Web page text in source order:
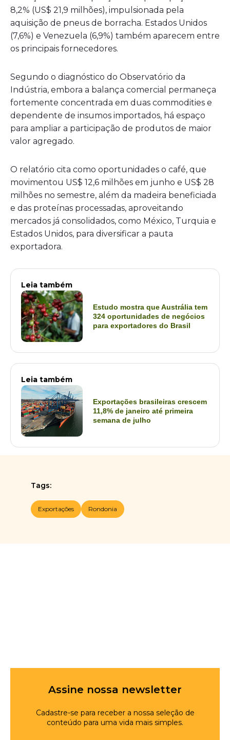
8,2% (US$ 21,9 milhões), impulsionada pela
aquisição de pneus de borracha. Estados Unidos
(7,6%) e Venezuela (6,9%) também aparecem entre
os principais fornecedores.
Segundo o diagnóstico do Observatório da
Indústria, embora a balança comercial permaneça
fortemente concentrada em duas commodities e
dependente de insumos importados, há espaço
para ampliar a participação de produtos de maior
valor agregado.
O relatório cita como oportunidades o café, que
movimentou US$ 12,6 milhões em junho e US$ 28
milhões no semestre, além da madeira beneficiada
e das proteínas processadas, aproveitando
mercados já consolidados, como México, Turquia e
Estados Unidos, para diversificar a pauta
exportadora.
Leia também
Estudo mostra que Austrália tem
324 oportunidades de negócios
para exportadores do Brasil
Leia também
Exportações brasileiras crescem
11,8% de janeiro até primeira
semana de julho
Tags:
Exportações Rondonia
Assine nossa newsletter
Cadastre-se para receber a nossa seleção de
conteúdo para uma vida mais simples.